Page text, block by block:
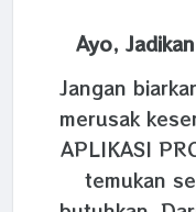
Ayo,
Jangan
merusak
APLIKASI
temukan